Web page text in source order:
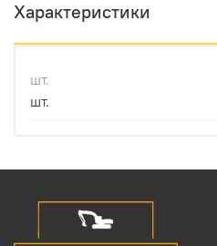
Характеристики
шт.
шт.